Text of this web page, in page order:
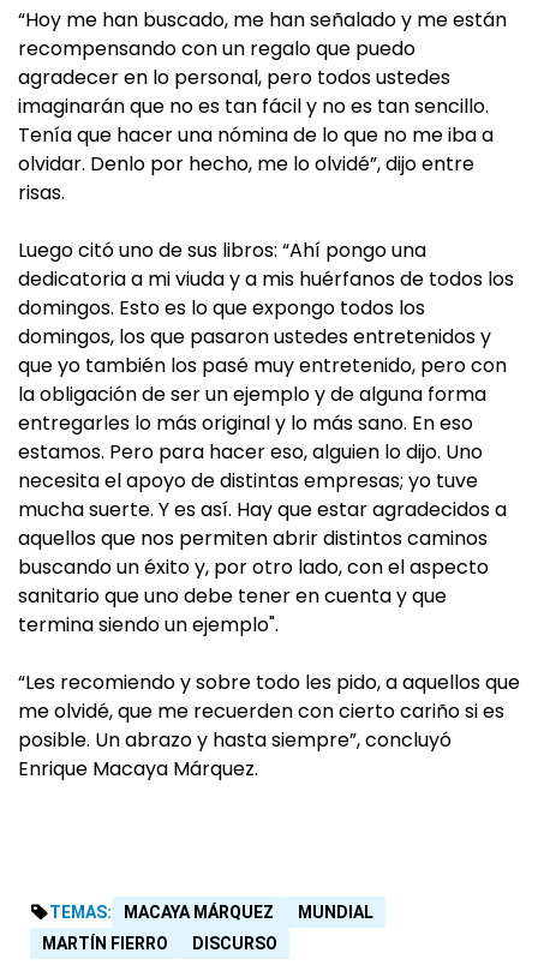
“Hoy me han buscado, me han señalado y me están
recompensando con un regalo que puedo
agradecer en lo personal, pero todos ustedes
imaginarán que no es tan fácil y no es tan sencillo.
Tenía que hacer una nómina de lo que no me iba a
olvidar. Denlo por hecho, me lo olvidé”, dijo entre
risas.
Luego citó uno de sus libros: “Ahí pongo una
dedicatoria a mi viuda y a mis huérfanos de todos los
domingos. Esto es lo que expongo todos los
domingos, los que pasaron ustedes entretenidos y
que yo también los pasé muy entretenido, pero con
la obligación de ser un ejemplo y de alguna forma
entregarles lo más original y lo más sano. En eso
estamos. Pero para hacer eso, alguien lo dijo. Uno
necesita el apoyo de distintas empresas; yo tuve
mucha suerte. Y es así. Hay que estar agradecidos a
aquellos que nos permiten abrir distintos caminos
buscando un éxito y, por otro lado, con el aspecto
sanitario que uno debe tener en cuenta y que
termina siendo un ejemplo".
“Les recomiendo y sobre todo les pido, a aquellos que
me olvidé, que me recuerden con cierto cariño si es
posible. Un abrazo y hasta siempre”, concluyó
Enrique Macaya Márquez.
TEMAS: MACAYA MÁRQUEZ
MUNDIAL
MARTÍN FIERRO
DISCURSO